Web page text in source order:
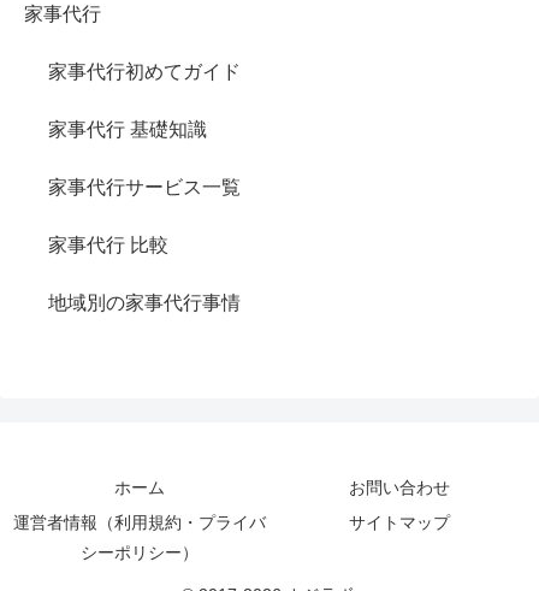
家事代行
家事代行初めてガイド
家事代行 基礎知識
家事代行サービス一覧
家事代行 比較
地域別の家事代行事情
ホーム
お問い合わせ
運営者情報（利用規約・プライバ
シーポリシー）
サイトマップ